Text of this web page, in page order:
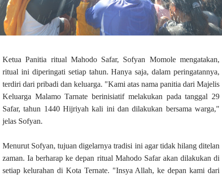
Ketua Panitia ritual Mahodo Safar, Sofyan Momole mengatakan,
ritual ini diperingati setiap tahun. Hanya saja, dalam peringatannya,
terdiri dari pribadi dan keluarga. "Kami atas nama panitia dari Majelis
Keluarga Malamo Tarnate berinisiatif melakukan pada tanggal 29
Safar, tahun 1440 Hijriyah kali ini dan dilakukan bersama warga,"
jelas Sofyan.
Menurut Sofyan, tujuan digelarnya tradisi ini agar tidak hilang ditelan
zaman. Ia berharap ke depan ritual Mahodo Safar akan dilakukan di
setiap kelurahan di Kota Ternate. "Insya Allah, ke depan kami dari